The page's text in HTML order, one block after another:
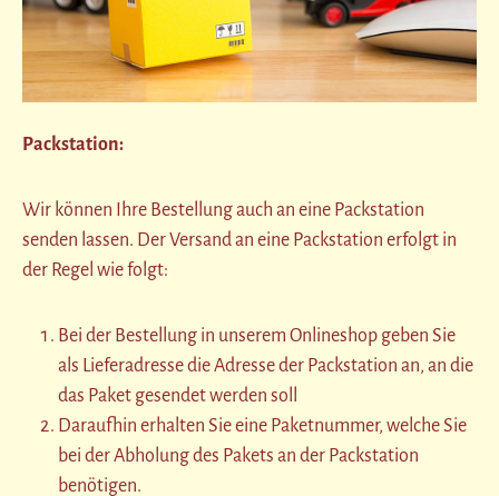
Packstation:
Wir können Ihre Bestellung auch an eine Packstation
senden lassen. Der Versand an eine Packstation erfolgt in
der Regel wie folgt:
Bei der Bestellung in unserem Onlineshop geben Sie
als Lieferadresse die Adresse der Packstation an, an die
das Paket gesendet werden soll
Daraufhin erhalten Sie eine Paketnummer, welche Sie
bei der Abholung des Pakets an der Packstation
benötigen.